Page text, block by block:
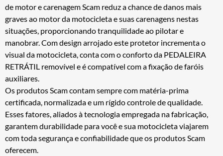
de motor e carenagem Scam reduz a chance de danos mais
graves ao motor da motocicleta e suas carenagens nestas
situações, proporcionando tranquilidade ao pilotar e
manobrar. Com design arrojado este protetor incrementa o
visual da motocicleta, conta com o conforto da PEDALEIRA
RETRÁTIL removível e é compatível com a fixação de faróis
auxiliares.
Os produtos Scam contam sempre com matéria-prima
certificada, normalizada e um rígido controle de qualidade.
Esses fatores, aliados à tecnologia empregada na fabricação,
garantem durabilidade para você e sua motocicleta viajarem
com toda segurança e confiabilidade que os produtos Scam
oferecem.